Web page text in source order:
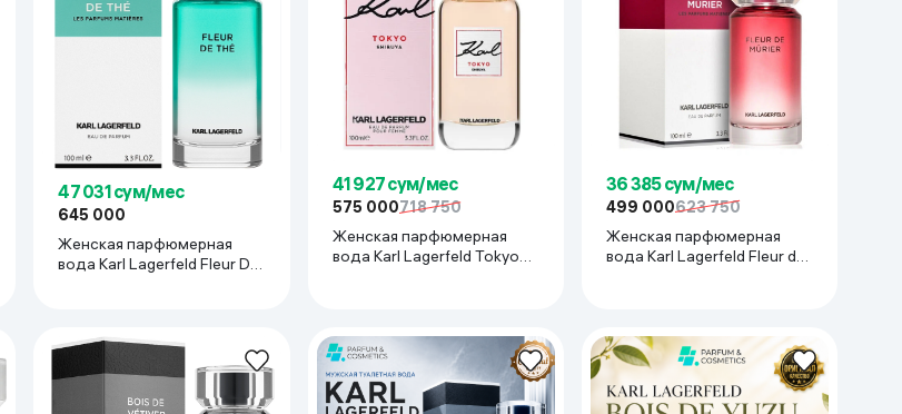
47 031 сум/мес
645 000
Женская парфюмерная
вода Karl Lagerfeld Fleur De
41 927 сум/мес
575 000718 750
Женская парфюмерная
вода Karl Lagerfeld Tokyo
36 385 сум/мес
499 000623 750
Женская парфюмерная
вода Karl Lagerfeld Fleur de